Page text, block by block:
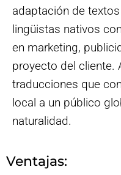
adaptación de
lingüistas nativos
en marketing,
proyecto del cliente.
traducciones que
local a un público
naturalidad.
Ventajas: